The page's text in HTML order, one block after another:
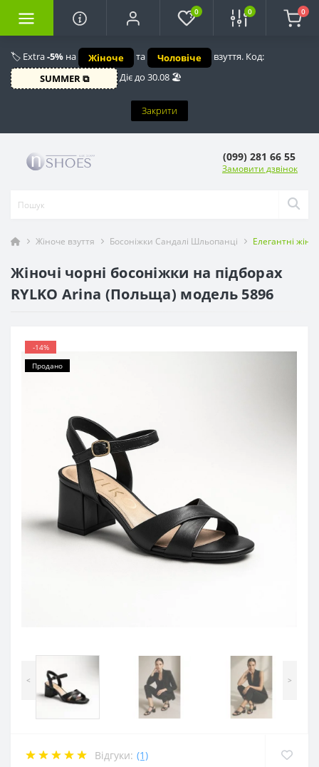
🏷️ Extra-5% на Жіноче та Чоловіче
взуття. Код:
SUMMER ⧉
Діє до 30.08 🏖️
Закрити
0 0 0
(099) 281 66 55
Замовити дзвінок
Жіноче взуття Босоніжки Сандалі Шльопанці Елегантні
Жіночі чорні босоніжки на підборах
RYLKO Arina (Польща) модель 5896
-14%
Продано
< >
Відгуки: (1)